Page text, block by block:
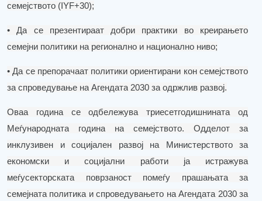
семејството (IYF+30);
• Да се презентираат добри практики вокреирањето
семејни политики на регионално и национално ниво;
• Да се препорачаат политики ориентирани кон семејството
за спроведување на Агендата 2030 за одржлив развој.
Оваа година се одбележува триесетгодишнината од
Меѓународната
година на семејството. Одделот за
инклузивен и социјален развој на Министерството за
економски и социјални работи ја истражува
меѓусекторската поврзаностпомеѓу прашањата за
семејната политика и спроведувањето на Агендата 2030 за